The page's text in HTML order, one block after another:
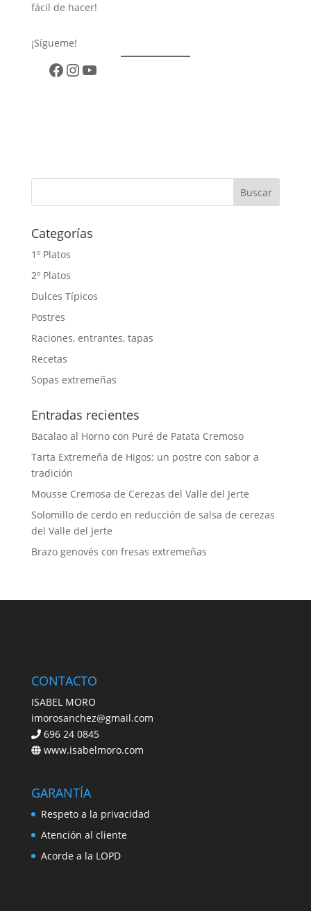
fácil de hacer!
¡Sígueme!
Facebook
Instagram
YouTube
Categorías
1º Platos
2º Platos
Dulces Típicos
Postres
Raciones, entrantes, tapas
Recetas
Sopas extremeñas
Entradas recientes
Bacalao al Horno con Puré de Patata Cremoso
Tarta Extremeña de Higos: un postre con sabor a
tradición
Mousse Cremosa de Cerezas del Valle del Jerte
Solomillo de cerdo en reducción de salsa de cerezas
del Valle del Jerte
Brazo genovés con fresas extremeñas
CONTACTO
ISABEL MORO
imorosanchez@gmail.com
696 24 0845
www.isabelmoro.com
GARANTÍA
Respeto a la privacidad
Atención al cliente
Acorde a la LOPD